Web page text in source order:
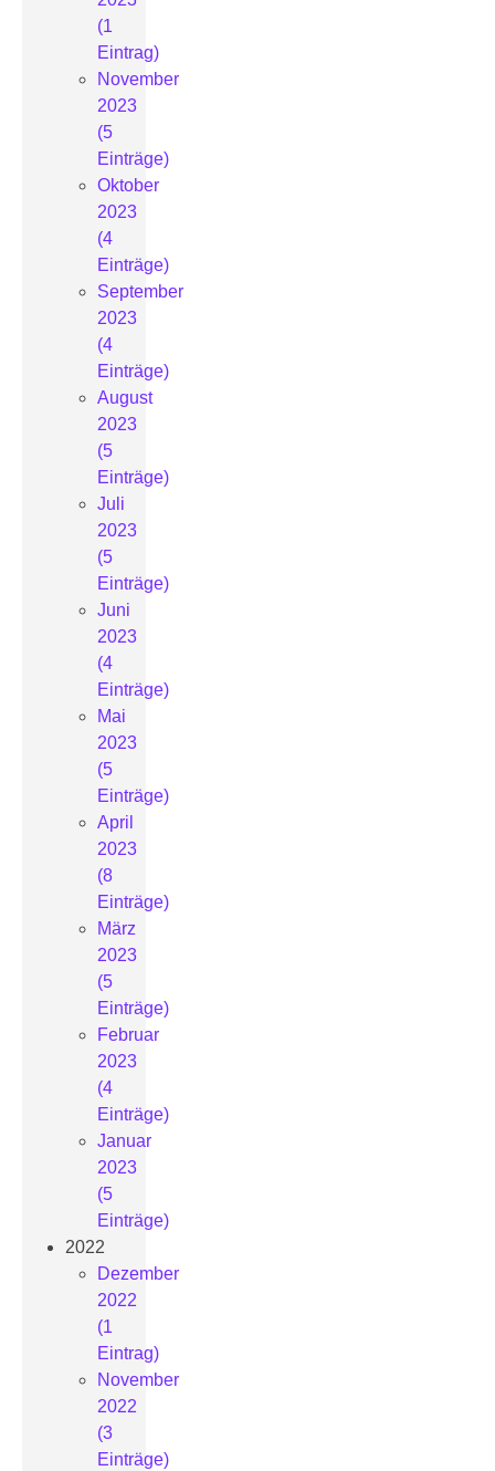
(1
Eintrag)
November
2023
(5
Einträge)
Oktober
2023
(4
Einträge)
September
2023
(4
Einträge)
August
2023
(5
Einträge)
Juli
2023
(5
Einträge)
Juni
2023
(4
Einträge)
Mai
2023
(5
Einträge)
April
2023
(8
Einträge)
März
2023
(5
Einträge)
Februar
2023
(4
Einträge)
Januar
2023
(5
Einträge)
2022
Dezember
2022
(1
Eintrag)
November
2022
(3
Einträge)